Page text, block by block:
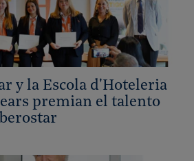
y la Escola d'Hoteleria
premian el talento